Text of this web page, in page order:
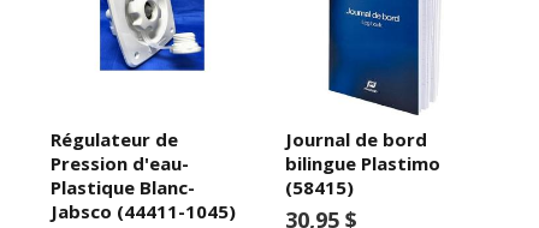
Régulateur de
Pression d'eau-
Plastique Blanc-
Jabsco (44411-1045)
Journal de bord
bilingue Plastimo
(58415)
30,95 $